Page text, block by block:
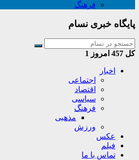
فرهنگ
پایگاه خبری نسام
کل امروز 1
اخبار
اجتماعی
اقتصاد
سیاسی
فرهنگ
مذهبی
ورزش
عکس
فیلم
تماس با ما